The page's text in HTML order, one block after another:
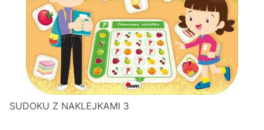
SUDOKU Z NAKLEJKAMI 3